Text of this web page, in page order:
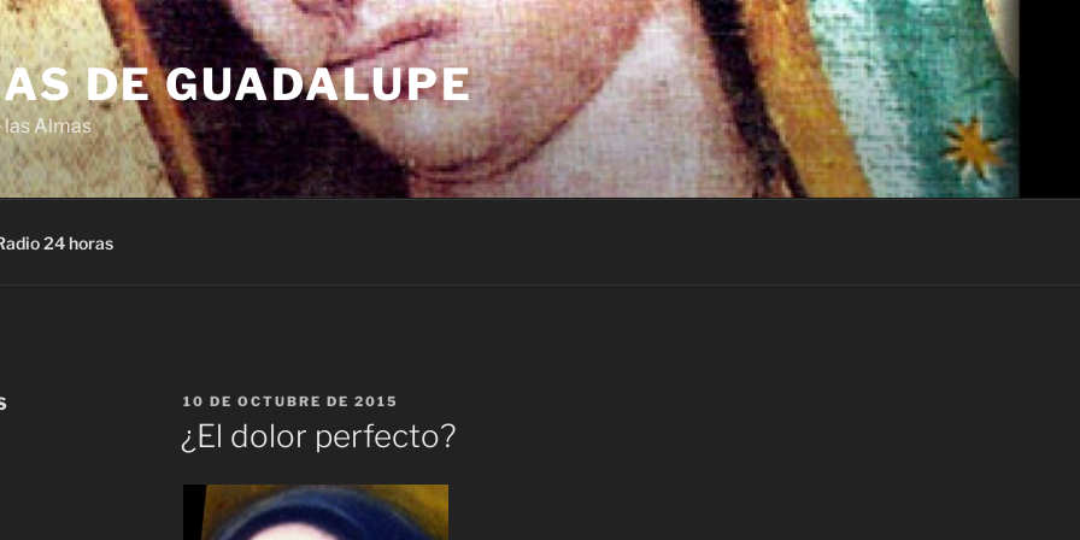
DE GUADALUPE
las Almas
24 horas
PUBLICADO
EL
10 DE OCTUBRE DE 2015
¿El dolor perfecto?